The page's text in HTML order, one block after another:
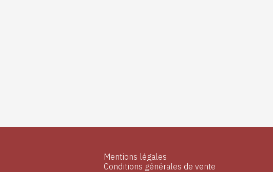
Mentions légales
Conditions générales de vente